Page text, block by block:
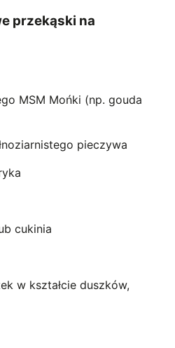
przekąski na
MSM Mońki (np. gouda
pieczywa
cukinia
w kształcie duszków,